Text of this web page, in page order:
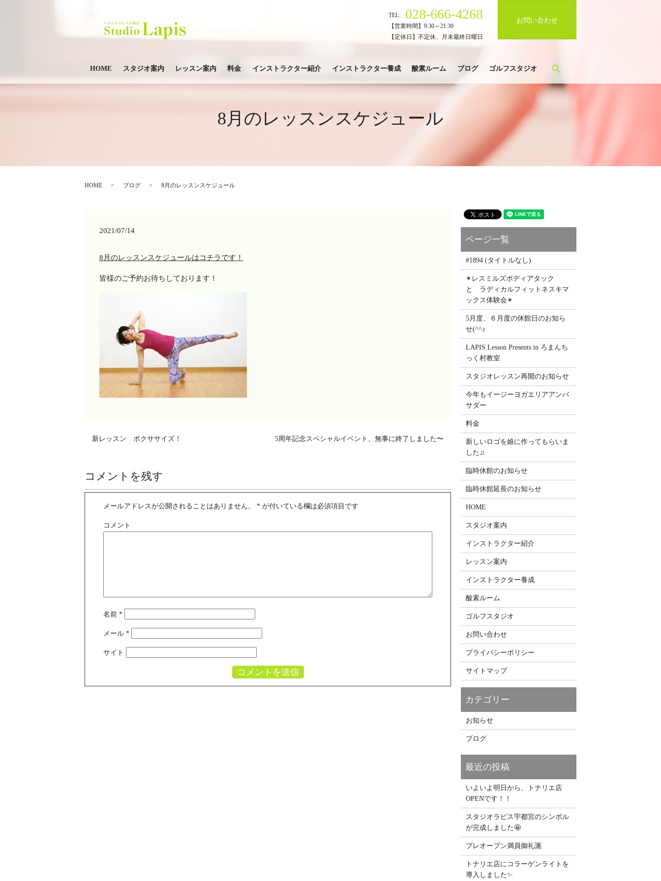
TEL: 028-666-4268
【営業時間】9:30～21:30
【定休日】不定休、月末最終日曜日
お問い合わせ
HOME スタジオ案内 レッスン案内 料金 インストラクター紹介 インストラクター養成 酸素ルーム ブログ ゴルフスタジオ
8月のレッスンスケジュール
HOME ブログ 8月のレッスンスケジュール
2021/07/14
8月のレッスンスケジュールはコチラです！
皆様のご予約お待ちしております！
新レッスン ボクササイズ！ 5周年記念スペシャルイベント、無事に終了しました〜
コメントを残す
メールアドレスが公開されることはありません。 * が付いている欄は必須項目です
コメント
名前*
メール*
サイト
#1894 (タイトルなし)
✴レスミルズボディアタック
と ラディカルフィットネスキマ
ックス体験会✴
5月度、６月度の休館日のお知ら
せ(^^♪
LAPIS Lesson Presents in ろまんち
っく村教室
スタジオレッスン再開のお知らせ
今年もイージーヨガエリアアンバ
サダー
料金
新しいロゴを娘に作ってもらいま
した♫
臨時休館のお知らせ
臨時休館延長のお知らせ
HOME
スタジオ案内
インストラクター紹介
レッスン案内
インストラクター養成
酸素ルーム
ゴルフスタジオ
お問い合わせ
プライバシーポリシー
サイトマップ
お知らせ
ブログ
いよいよ明日から、トナリエ店
OPENです！！
スタジオラピス宇都宮のシンボル
が完成しました🤩
プレオープン満員御礼🈵
トナリエ店にコラーゲンライトを
導入しました✨